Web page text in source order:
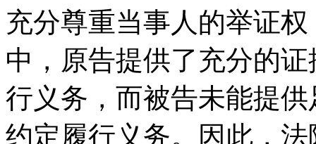
充分尊重当事人的举证
中，原告提供了充分的
行义务，而被告未能提
约定履行义务。因此，